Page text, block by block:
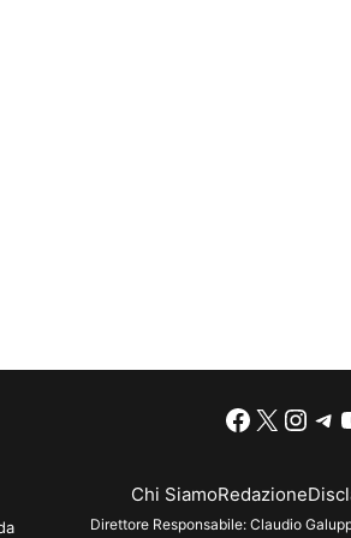
X
Chi SiamoRedazione
Direttore Responsabile: Claudio